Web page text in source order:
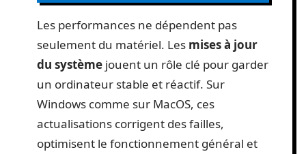
Les performances ne dépendent pas
seulement du matériel. Les mises à jour
du système jouent un rôle clé pour garder
un ordinateur stable et réactif. Sur
Windows comme sur MacOS, ces
actualisations corrigent des failles,
optimisent le fonctionnement général et